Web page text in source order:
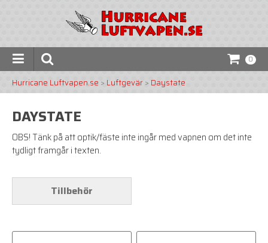
0
Hurricane Luftvapen.se > Luftgevär > Daystate
DAYSTATE
OBS! Tänk på att optik/fäste inte ingår med vapnen om det inte
tydligt framgår i texten.
Tillbehör